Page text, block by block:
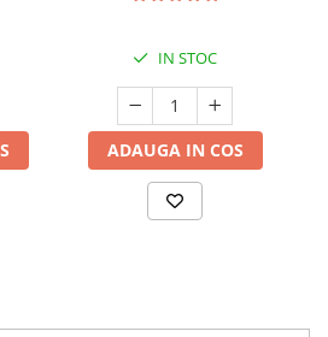
IN STOC
ADAUGA IN COS